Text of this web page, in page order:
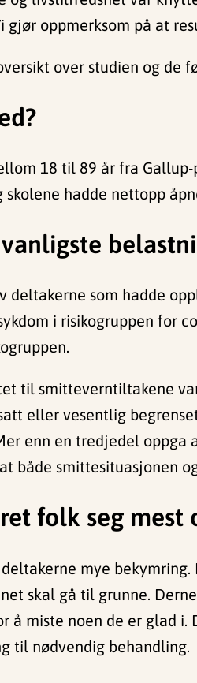
gjør oppmerksom på at
over studien og de
18 til 89 år fra
skolene hadde nettopp
deltakerne som hadde
i risikogruppen for
til smitteverntiltakene
eller vesentlig
enn en tredjedel
både smittesituasjonen
folk seg mest
mye
skal gå til grunne.
å miste noen de er glad i.
til nødvendig behandling.